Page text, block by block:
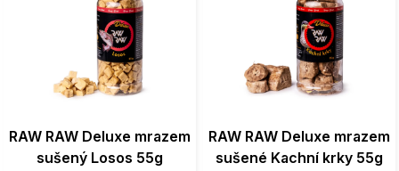
RAW RAW Deluxe mrazem
sušený Losos 55g
RAW RAW Deluxe mrazem
sušené Kachní krky 55g